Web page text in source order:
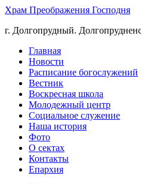
Храм Преображения Господня
г. Долгопрудный.
Главная
Новости
Расписание богослужений
Вестник
Воскресная школа
Молодежный центр
Социальное служение
Наша история
Фото
О сектах
Контакты
Епархия